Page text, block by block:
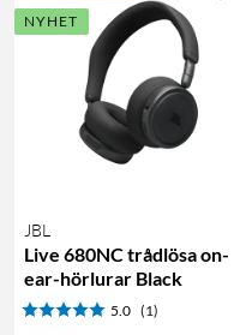
NYHET
JBL
Live 680NC trådlösa on-
ear-hörlurar Black
5.0 (1)